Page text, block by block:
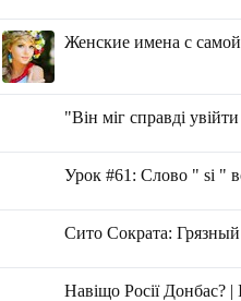
Женские имена с
"Він міг справді
Урок #61: Слово " si "
Сито Сократа:
Навіщо Росії Донбас? |